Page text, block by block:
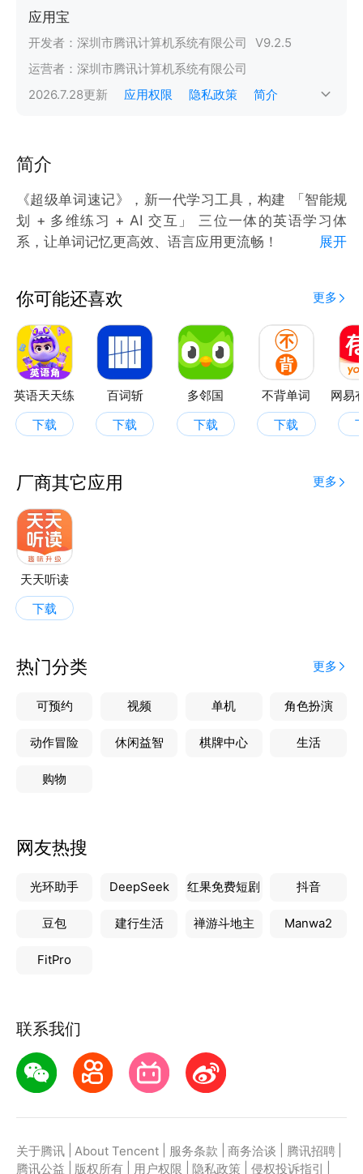
应用宝
开发者： 深圳市腾讯计算机系统有限公司 V9.2.5
运营者： 深圳市腾讯计算机系统有限公司
2026.7.28更新 应用权限 隐私政策 简介
简介
《超级单词速记》，新一代学习工具，构建 「智能规
划 + 多维练习 + AI 交互」 三位一体的英语学习体
系，让单词记忆更高效、语言应用更流畅！
计划灵活配置：支持选定词书，自定义 每日学习量 与
完成周期，背词顺序支持 书本编排、考频优先级、字
母正序 ，适配应试、兴趣等多元需求；
8 大练习模式：涵盖 英汉选择、汉英互译、读词填
空、单词对对碰 （中英 / 听力双模式）、音节拼写、
字母拼写、报听写、随身听，从 “认词” 到 “用词” 全场
景训练；
键录入，碎片化学习无缝衔接。
二、AI 突破：会对话的学习助手
口语实时对练：AI 助手 “Lisa” 支持 中英双语自由对话
，模拟日常交流场景（如购物、问路），实时纠正发音
与表达错误，破解 “哑巴英语”；
知识全维支援：百科问答（解答跨学科疑问）、智能语
法讲解（拆解复杂知识点）、AI 写作辅助（润色句式 /
展开
你可能还喜欢 更多
英语天天练
下载
百词斩
下载
多邻国
下载
不背单词
下载
厂商其它应用 更多
天天听读
下载
热门分类 更多
可预约 视频 单机 角色扮演
动作冒险 休闲益智 棋牌中心 生活
购物
网友热搜
光环助手 DeepSeek 红果免费短剧 抖音
豆包 建行生活 禅游斗地主 Manwa2
FitPro
联系我们
关于腾讯 About Tencent 服务条款 商务洽谈 腾讯招聘
腾讯公益
版权所有 用户权限 隐私政策 侵权投诉指引